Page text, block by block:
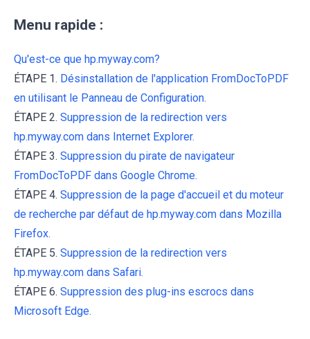
Menu rapide :
Qu'est-ce que hp.myway.com?
ÉTAPE 1. Désinstallation de l'application FromDocToPDF
en utilisant le Panneau de Configuration.
ÉTAPE 2. Suppression de la redirection vers
hp.myway.com dans Internet Explorer.
ÉTAPE 3. Suppression du pirate de navigateur
FromDocToPDF dans Google Chrome.
ÉTAPE 4. Suppression de la page d'accueil et du moteur
de recherche par défaut de hp.myway.com dans Mozilla
Firefox.
ÉTAPE 5. Suppression de la redirection vers
hp.myway.com dans Safari.
ÉTAPE 6. Suppression des plug-ins escrocs dans
Microsoft Edge.